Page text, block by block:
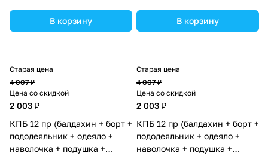
(№1146-0-1_06) цвета в
ассортименте.
В корзину
(№1146-0-1_05) цвета в
ассортименте.
В корзину
Старая цена
4 007 ₽
Цена со скидкой
2 003 ₽
КПБ 12 пр (балдахин + борт +
пододеяльник + одеяло +
наволочка + подушка +
Старая цена
4 007 ₽
Цена со скидкой
2 003 ₽
КПБ 12 пр (балдахин + борт +
пододеяльник + одеяло +
наволочка + подушка +